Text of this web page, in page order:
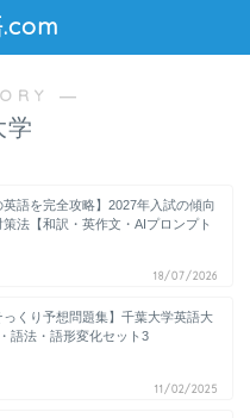
―
学
英語を完全攻略】2027年入試の傾向
法【和訳・英作文・AIプロンプト
18/07/2026
っくり予想問題集】千葉大学英語大
語法・語形変化セット3
11/02/2025